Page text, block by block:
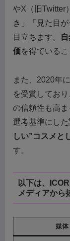
やX（旧Twitter
き」「見た目
目立ちます。
価を得ているこ
また、2020年
を受賞してお
の信頼性も高
選考基準にした
しい”コスメと
す。
以下は、
メディアから
媒体